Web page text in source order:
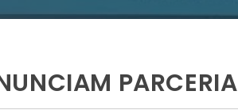
PARCERIA